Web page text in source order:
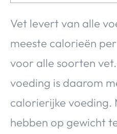
Vet levert van alle
meeste calorieën
voor alle soorten
voeding is daarom
calorierijke voeding.
hebben op gewicht